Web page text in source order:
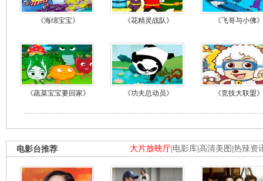
《海绵宝宝》 《花精灵战队》 《飞哥与小佛》
《蔬菜宝宝要回家》 《功夫总动员》 《竞技大联盟》
大片放映厅 电影库 高清美图 热辣资
电影台推荐